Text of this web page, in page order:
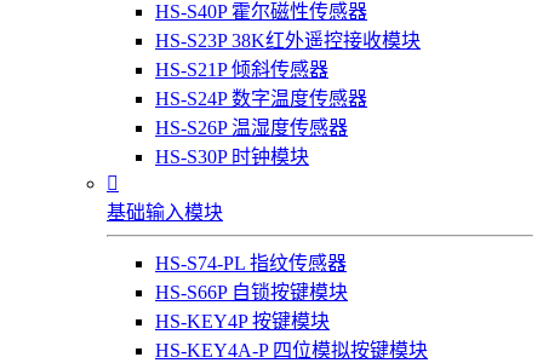
HS-S40P 霍尔磁性传感器
HS-S23P 38K红外遥控接收模块
HS-S21P 倾斜传感器
HS-S24P 数字温度传感器
HS-S26P 温湿度传感器
HS-S30P 时钟模块

基础输入模块
HS-S74-PL 指纹传感器
HS-S66P 自锁按键模块
HS-KEY4P 按键模块
HS-KEY4A-P 四位模拟按键模块